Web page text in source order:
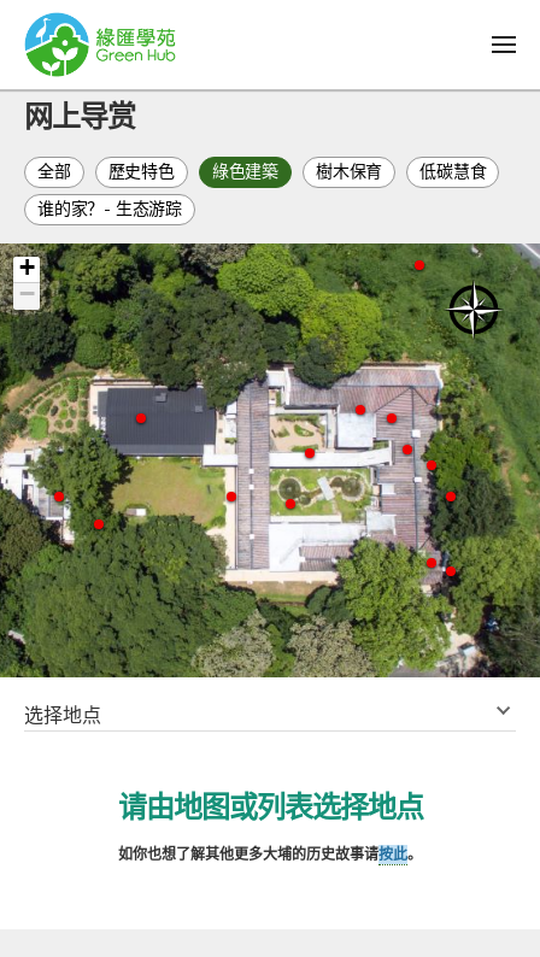
网上导赏
全部 歷史特色 綠色建築 樹木保育
低碳慧食
谁的家？- 生态游踪
+
−
选择地点
请由地图或列表选择地点
如你也想了解其他更多大埔的历史故事请按此。